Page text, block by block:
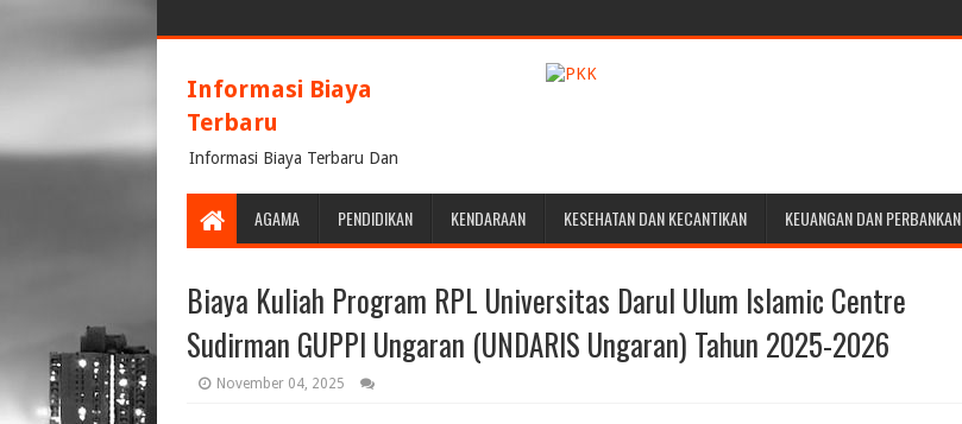
Informasi Biaya
Terbaru
Informasi Biaya Terbaru Dan
AGAMA PENDIDIKAN KENDARAAN KESEHATAN DAN KECANTIKAN KEUANGAN DAN PERBANKAN
Biaya Kuliah Program RPL Universitas Darul Ulum Islamic Centre
Sudirman GUPPI Ungaran (UNDARIS Ungaran) Tahun 2025-2026
November 04, 2025